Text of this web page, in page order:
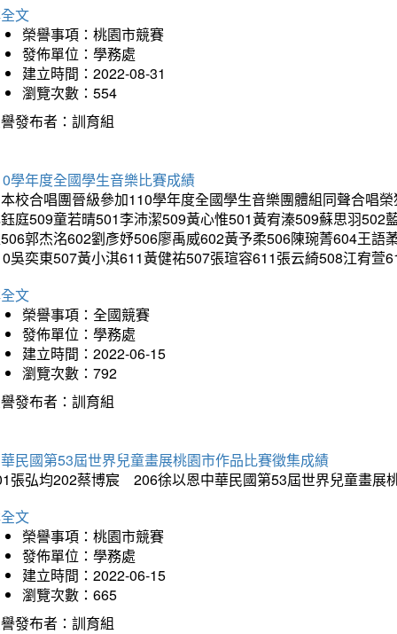
文
榮譽事項：桃園市競賽
發佈單位：學務處
建立時間：2022-08-31
瀏覽次數：554
發布者：訓育組
學年度全國學生音樂比賽成績
校合唱團晉級參加110學年度全國學生音樂團體組同聲合唱
庭509童若晴501李沛潔509黃心惟501黃宥溱509蘇思羽
郭杰洺602劉彥妤506廖禹威602黃予柔506陳琬菁604王
吳奕東507黃小淇611黃健祐507張瑄容611張云綺508江宥萱
文
榮譽事項：全國競賽
發佈單位：學務處
建立時間：2022-06-15
瀏覽次數：792
發布者：訓育組
民國第53屆世界兒童畫展桃園市作品比賽徵集成績
張弘均202蔡博宸 206徐以恩中華民國第53屆世界兒童畫展
文
榮譽事項：桃園市競賽
發佈單位：學務處
建立時間：2022-06-15
瀏覽次數：665
發布者：訓育組